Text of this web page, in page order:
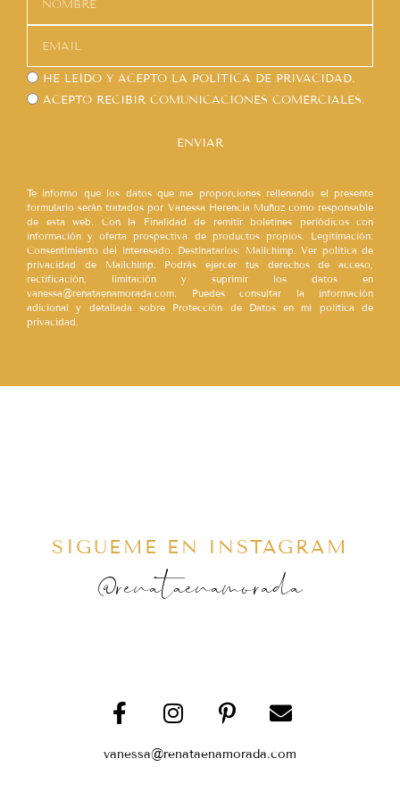
HE LEÍDO Y ACEPTO LA POLÍTICA DE PRIVACIDAD.
ACEPTO RECIBIR COMUNICACIONES COMERCIALES.
ENVIAR
Te informo que los datos que me proporciones rellenando el presente
formulario serán tratados por Vanessa Herencia Muñoz como responsable
de esta web. Con la Finalidad de remitir boletines periódicos con
información y oferta prospectiva de productos propios. Legitimación:
Consentimiento del interesado. Destinatarios: Mailchimp. Ver política de
privacidad de Mailchimp. Podrás ejercer tus derechos de acceso,
rectificación, limitación y suprimir los datos en
vanessa@renataenamorada.com. Puedes consultar la información
adicional y detallada sobre Protección de Datos en mi política de
privacidad.
SÍGUEME EN INSTAGRAM
@renataenamorada
vanessa@renataenamorada.com